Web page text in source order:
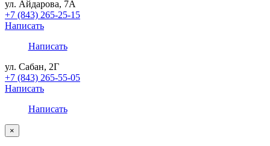
ул. Айдарова, 7А
+7 (843) 265-25-15
Написать
Написать
ул. Сабан, 2Г
+7 (843) 265-55-05
Написать
Написать
×